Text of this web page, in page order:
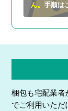
ん。手順は
梱包も宅配業者
でご利用いただ